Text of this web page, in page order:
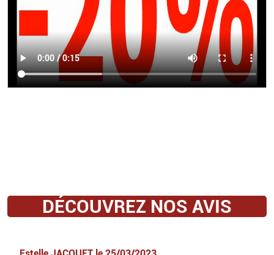
DÉCOUVREZ NOS AVIS